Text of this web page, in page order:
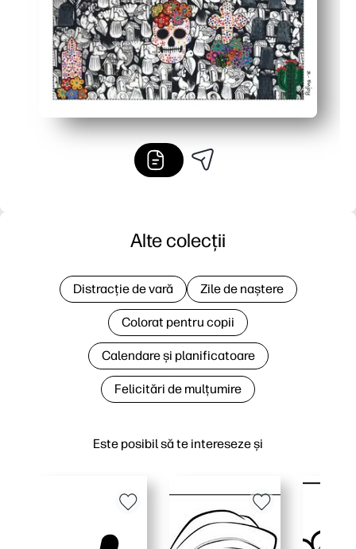
Este posibil să te intereseze și
Alte colecții
Distracție de vară Zile de naștere
Colorat pentru copii
Calendare și planificatoare
Felicitări de mulțumire